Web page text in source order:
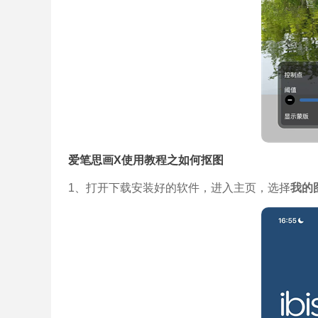
爱笔思画X使用教程之如何抠图
1、打开下载安装好的软件，进入主页，选择我的